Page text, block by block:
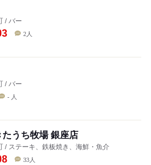
/ バー
2人
/ バー
- 人
うち牧場 銀座店
/ ステーキ、鉄板焼き、海鮮・魚介
33人